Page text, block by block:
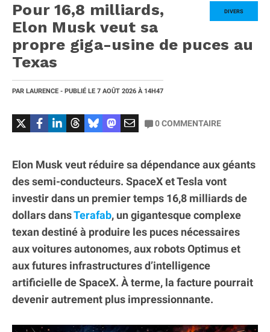
DIVERS
Pour 16,8 milliards,
Elon Musk veut sa
propre giga-usine de puces au
Texas
PAR LAURENCE - PUBLIÉ LE 7 AOÛT 2026 À 14H47
0COMMENTAIRE
Elon Musk veut réduire sa dépendance aux géants
des semi-conducteurs. SpaceX et Tesla vont
investir dans un premier temps 16,8 milliards de
dollars dansTerafab, un gigantesque complexe
texan destiné à produire les puces nécessaires
aux voitures autonomes, aux robots Optimus et
aux futures infrastructures d’intelligence
artificielle de SpaceX. À terme, la facture pourrait
devenir autrement plus impressionnante.